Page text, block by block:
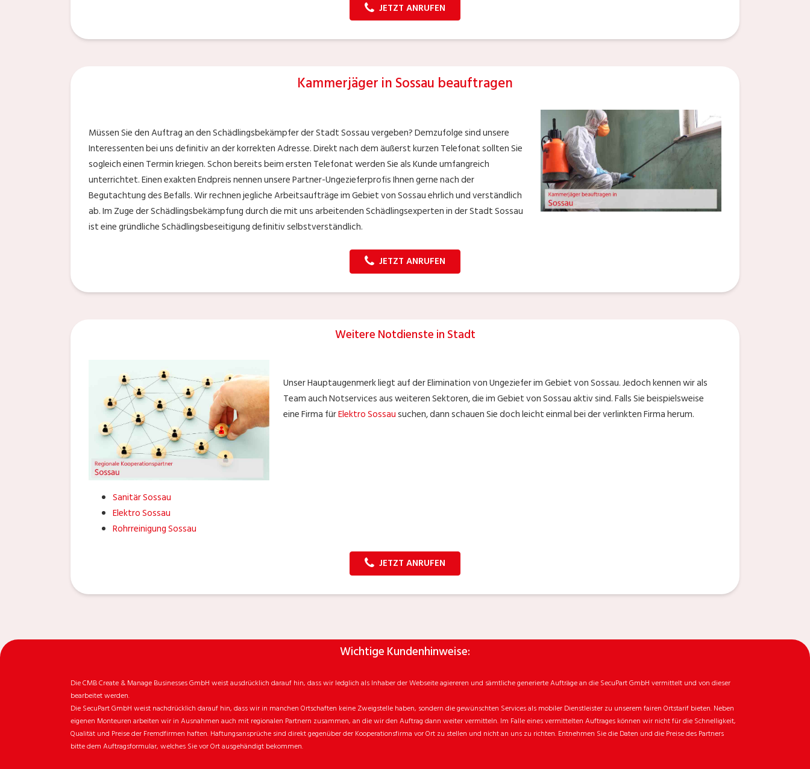
JETZT ANRUFEN
Kammerjäger in Sossau beauftragen
Müssen Sie den Auftrag an den Schädlingsbekämpfer der Stadt Sossau vergeben? Demzufolge sind unsere
Interessenten bei uns definitiv an der korrekten Adresse. Direkt nach dem äußerst kurzen Telefonat sollten Sie
sogleich einen Termin kriegen. Schon bereits beim ersten Telefonat werden Sie als Kunde umfangreich
unterrichtet. Einen exakten Endpreis nennen unsere Partner-Ungezieferprofis Ihnen gerne nach der
Begutachtung des Befalls. Wir rechnen jegliche Arbeitsaufträge im Gebiet von Sossau ehrlich und verständlich
ab. Im Zuge der Schädlingsbekämpfung durch die mit uns arbeitenden Schädlingsexperten in der Stadt Sossau
ist eine gründliche Schädlingsbeseitigung definitiv selbstverständlich.
JETZT ANRUFEN
Weitere Notdienste in Stadt
Unser Hauptaugenmerk liegt auf der Elimination von Ungeziefer im Gebiet von Sossau. Jedoch kennen wir als
Team auch Notservices aus weiteren Sektoren, die im Gebiet von Sossau aktiv sind. Falls Sie beispielsweise
eine Firma fürElektro Sossausuchen, dann schauen Sie doch leicht einmal bei der verlinkten Firma herum.
Sanitär Sossau
Elektro Sossau
Rohrreinigung Sossau
JETZT ANRUFEN
Wichtige Kundenhinweise:
Die CMB Create & Manage Businesses GmbH weist ausdrücklich darauf hin, dass wir ledglich als Inhaber der Webseite agiereren und sämtliche generierte Aufträge an die SecuPart GmbH vermittelt und von dieser
bearbeitet werden.
Die SecuPart GmbH weist nachdrücklich darauf hin, dass wir in manchen Ortschaften keine Zweigstelle haben, sondern die gewünschten Services als mobiler Dienstleister zu unserem fairen Ortstarif bieten. Neben
eigenen Monteuren arbeiten wir in Ausnahmen auch mit regionalen Partnern zusammen, an die wir den Auftrag dann weiter vermitteln. Im Falle eines vermittelten Auftrages können wir nicht für die Schnelligkeit,
Qualität und Preise der Fremdfirmen haften. Haftungsansprüche sind direkt gegenüber der Kooperationsfirma vor Ort zu stellen und nicht an uns zu richten. Entnehmen Sie die Daten und die Preise des Partners
bitte dem Auftragsformular, welches Sie vor Ort ausgehändigt bekommen.